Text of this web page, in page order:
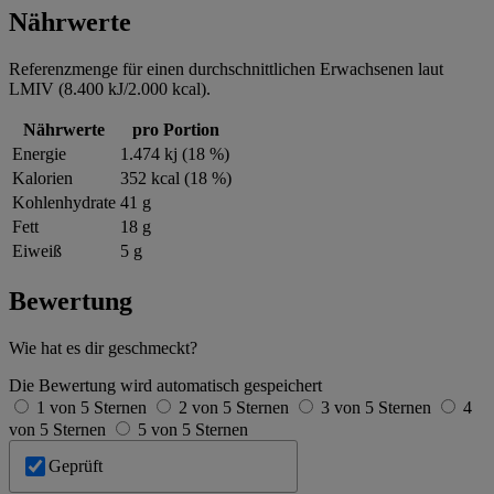
Nährwerte
Referenzmenge für einen durchschnittlichen Erwachsenen laut
LMIV (8.400 kJ/2.000 kcal).
Nährwerte
pro Portion
Energie
1.474 kj (18 %)
Kalorien
352 kcal (18 %)
Kohlenhydrate 41 g
Fett
18 g
Eiweiß
5 g
Bewertung
Wie hat es dir geschmeckt?
Die Bewertung wird automatisch gespeichert
1 von 5 Sternen
2 von 5 Sternen 3 von 5 Sternen
4
von 5 Sternen
5 von 5 Sternen
Geprüft